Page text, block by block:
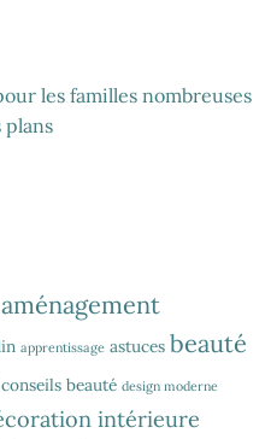
les familles nombreuses
plans
aménagement
apprentissage astuces beauté
conseils beauté design moderne
intérieure